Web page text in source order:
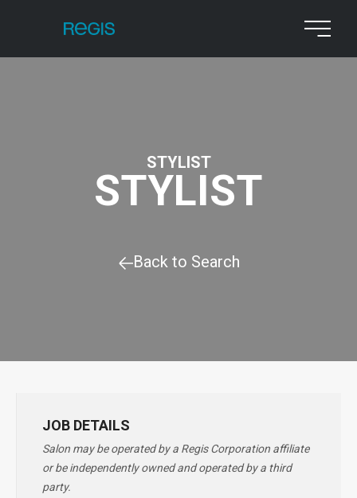
STYLIST
STYLIST
Back to Search
JOB DETAILS
Salon may be operated by a Regis Corporation affiliate
or be independently owned and operated by a third
party.